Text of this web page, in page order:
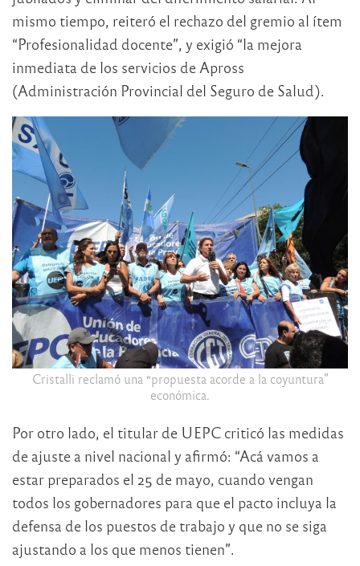
mismo tiempo, reiteró el rechazo del gremio al ítem
“Profesionalidad docente”, y exigió “la mejora
inmediata de los servicios de Apross
(Administración Provincial del Seguro de Salud).
Cristalli reclamó una “propuesta acorde a la coyuntura”
económica.
Por otro lado, el titular de UEPC criticó las medidas
de ajuste a nivel nacional y afirmó: “Acá vamos a
estar preparados el 25 de mayo, cuando vengan
todos los gobernadores para que el pacto incluya la
defensa de los puestos de trabajo y que no se siga
ajustando a los que menos tienen”.